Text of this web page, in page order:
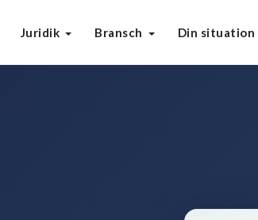
Juridik Bransch Din situation